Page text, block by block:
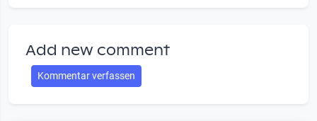
Add new comment
Kommentar verfassen